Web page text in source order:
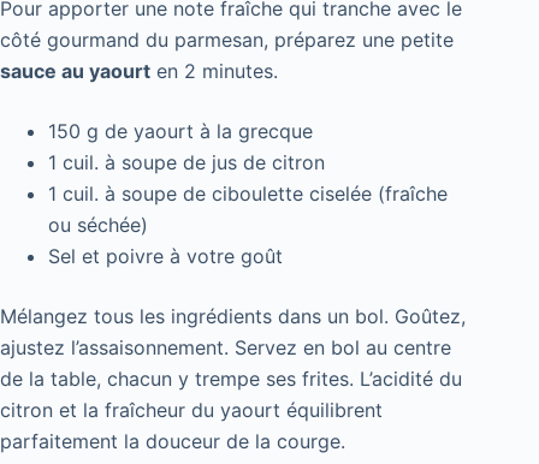
Pour apporter une note fraîche qui tranche avec le
côté gourmand du parmesan, préparez une petite
sauce au yaourt en 2 minutes.
150 g de yaourt à la grecque
1 cuil. à soupe de jus de citron
1 cuil. à soupe de ciboulette ciselée (fraîche
ou séchée)
Sel et poivre à votre goût
Mélangez tous les ingrédients dans un bol. Goûtez,
ajustez l’assaisonnement. Servez en bol au centre
de la table, chacun y trempe ses frites. L’acidité du
citron et la fraîcheur du yaourt équilibrent
parfaitement la douceur de la courge.